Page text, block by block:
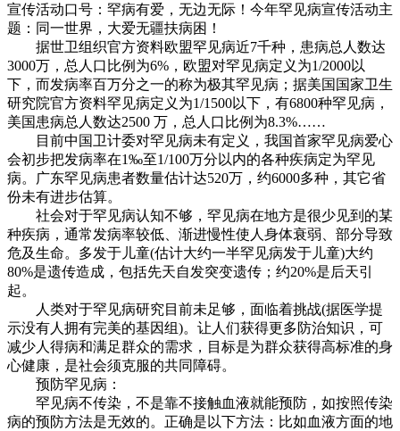
宣传活动口号：罕病有爱，无边无际！今年罕见病宣传活动主
题：同一世界，大爱无疆扶病困！
据世卫组织官方资料欧盟罕见病近7千种，患病总人数达
3000万，总人口比例为6%，欧盟对罕见病定义为1/2000以
下，而发病率百万分之一的称为极其罕见病；据美国国家卫生
研究院官方资料罕见病定义为1/1500以下，有6800种罕见病，
美国患病总人数达2500 万，总人口比例为8.3%……
目前中国卫计委对罕见病未有定义，我国首家罕见病爱心
会初步把发病率在1‰至1/100万分以内的各种疾病定为罕见
病。广东罕见病患者数量估计达520万，约6000多种，其它省
份未有进步估算。
社会对于罕见病认知不够，罕见病在地方是很少见到的某
种疾病，通常发病率较低、渐进慢性使人身体衰弱、部分导致
危及生命。多发于儿童(估计大约一半罕见病发于儿童)大约
80%是遗传造成，包括先天自发突变遗传；约20%是后天引
起。
人类对于罕见病研究目前未足够，面临着挑战(据医学提
示没有人拥有完美的基因组)。让人们获得更多防治知识，可
减少人得病和满足群众的需求，目标是为群众获得高标准的身
心健康，是社会须克服的共同障碍。
预防罕见病：
罕见病不传染，不是靠不接触血液就能预防，如按照传染
病的预防方法是无效的。正确是以下方法：比如血液方面的地